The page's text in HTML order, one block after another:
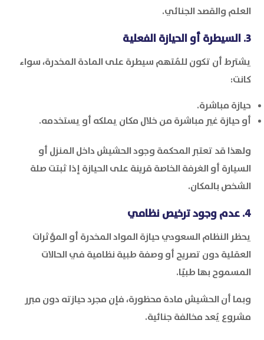
العلم والقصد الجنائي.
3. السيطرة أو الحيازة الفعلية
يشترط أن تكون للمُتهم سيطرة على المادة المخدرة، سواء
كانت:
حيازة مباشرة.
أو حيازة غير مباشرة من خلال مكان يملكه أو يستخدمه.
ولهذا قد تعتبر المحكمة وجود الحشيش داخل المنزل أو
السيارة أو الغرفة الخاصة قرينة على الحيازة إذا ثبتت صلة
الشخص بالمكان.
4. عدم وجود ترخيص نظامي
يحظر النظام السعودي حيازة المواد المخدرة أو المؤثرات
العقلية دون تصريح أو وصفة طبية نظامية في الحالات
المسموح بها طبيًا.
وبما أن الحشيش مادة محظورة، فإن مجرد حيازته دون مبرر
مشروع يُعد مخالفة جنائية.